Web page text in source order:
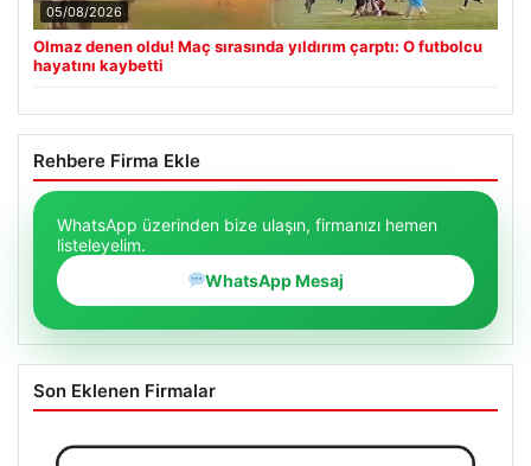
05/08/2026
Olmaz denen oldu! Maç sırasında yıldırım çarptı: O futbolcu
hayatını kaybetti
Rehbere Firma Ekle
WhatsApp üzerinden bize ulaşın, firmanızı hemen
listeleyelim.
WhatsApp Mesaj
Son Eklenen Firmalar